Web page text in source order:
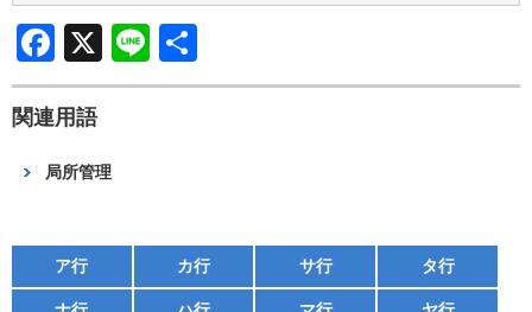
F
a
c
e
b
o
X
Li
n
有
関連用語
局所管理
ア行 カ行 サ行 タ行